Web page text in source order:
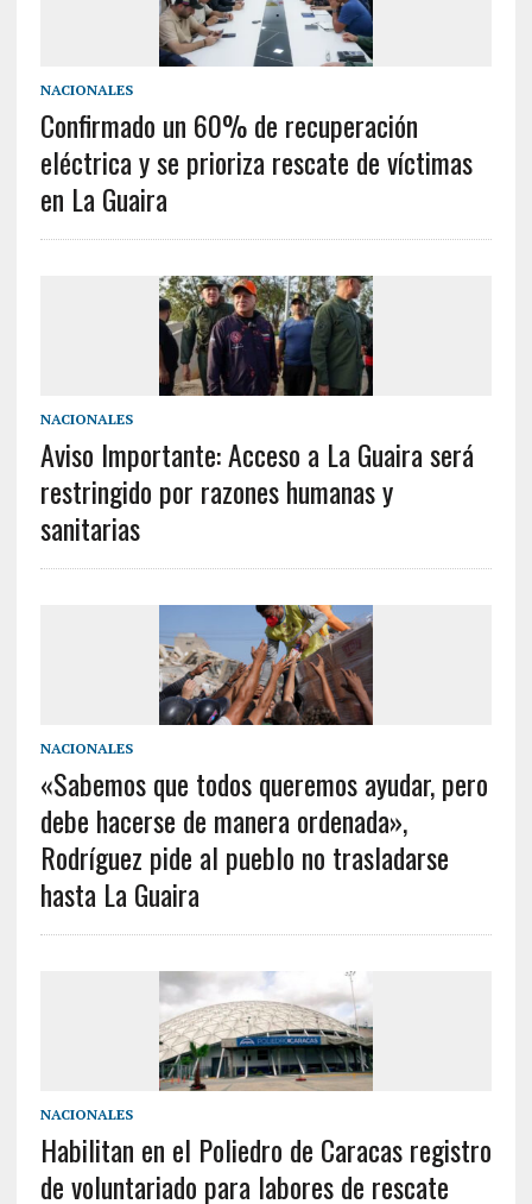
NACIONALES
Confirmado un 60% de recuperación
eléctrica y se prioriza rescate de víctimas
en La Guaira
NACIONALES
Aviso Importante: Acceso a La Guaira será
restringido por razones humanas y
sanitarias
NACIONALES
«Sabemos que todos queremos ayudar, pero
debe hacerse de manera ordenada»,
Rodríguez pide al pueblo no trasladarse
hasta La Guaira
NACIONALES
Habilitan en el Poliedro de Caracas registro
de voluntariado para labores de rescate